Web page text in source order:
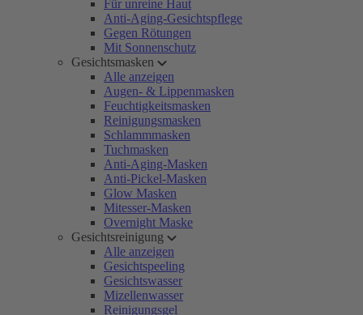
Für unreine Haut
Anti-Aging-Gesichtspflege
Gegen Rötungen
Mit Sonnenschutz
Gesichtsmasken
Alle anzeigen
Augen- & Lippenmasken
Feuchtigkeitsmasken
Reinigungsmasken
Schlammmasken
Tuchmasken
Anti-Aging-Masken
Anti-Pickel-Masken
Glow Masken
Mitesser-Masken
Overnight Maske
Gesichtsreinigung
Alle anzeigen
Gesichtspeeling
Gesichtswasser
Mizellenwasser
Reinigungsgel